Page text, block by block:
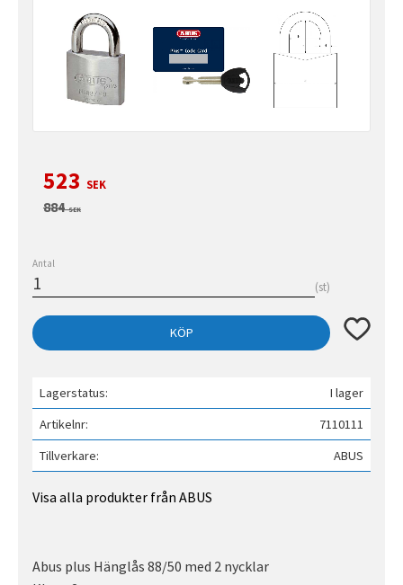
Nedsatt pris:
523 SEK
Ordinarie pris:
884SEK
Antal
st
KÖP Lägg till
Lagerstatus
I lager
Artikelnr
7110111
Tillverkare
ABUS
Visa alla produkter från ABUS
Abus plus Hänglås 88/50 med 2 nycklar